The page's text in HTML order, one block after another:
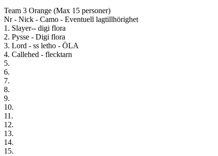
Team 3 Orange (Max 15 personer)
Nr - Nick - Camo - Eventuell lagtillhörighet
1. Slayer-- digi flora
2. Pysse - Digi flora
3. Lord - ss letho - ÖLA
4. Callehed - flecktarn
5.
6.
7.
8.
9.
10.
11.
12.
13.
14.
15.